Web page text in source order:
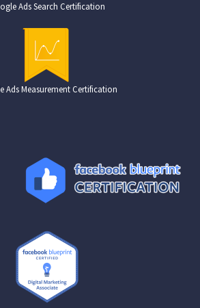
Ads Search Certification
Ads Measurement Certification